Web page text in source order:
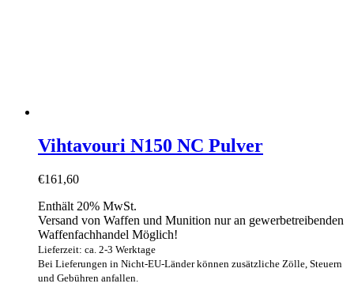
Vihtavouri N150 NC Pulver
€161,60
Enthält 20% MwSt.
Versand von Waffen und Munition nur an gewerbetreibenden
Waffenfachhandel Möglich!
Lieferzeit: ca. 2-3 Werktage
Bei Lieferungen in Nicht-EU-Länder können zusätzliche Zölle, Steuern
und Gebühren anfallen.